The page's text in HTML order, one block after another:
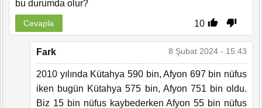
bu durumda olur?
10
Cevapla
Fark 8 Şubat 2024 - 15:43
2010 yılında Kütahya 590 bin, Afyon 697 bin nüfus
iken bugün Kütahya 575 bin, Afyon 751 bin oldu.
Biz 15 bin nüfus kaybederken Afyon 55 bin nüfus